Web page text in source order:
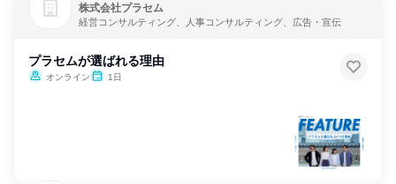
株式会社プラセム
経営コンサルティング、人事コンサルティング、広告・宣伝
プラセムが選ばれる理由
オンライン 1日